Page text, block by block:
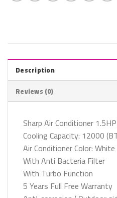
Description
Reviews (0)
Sharp Air Conditioner
Cooling Capacity: 12000
Air Conditioner Color: White
With Anti Bacteria Filter
With Turbo Function
5 Years Full Free Warranty